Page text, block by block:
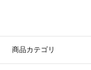
商品カテゴリ